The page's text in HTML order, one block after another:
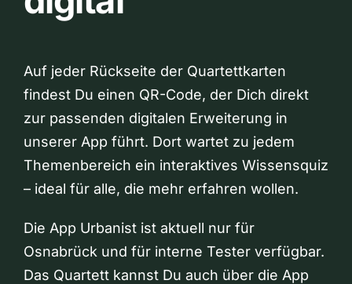
Auf jeder Rückseite der Quartettkarten
findest Du einen QR-Code, der Dich direkt
zur passenden digitalen Erweiterung in
unserer App führt. Dort wartet zu jedem
Themenbereich ein interaktives Wissensquiz
– ideal für alle, die mehr erfahren wollen.
Die App Urbanist ist aktuell nur für
Osnabrück und für interne Tester verfügbar.
Das Quartett kannst Du auch über die App